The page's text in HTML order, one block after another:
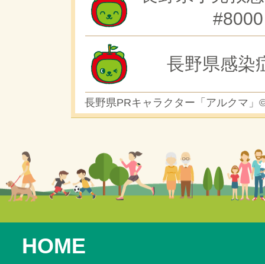
#8000
長野県感染
長野県PRキャラクター「アルクマ」
HOME